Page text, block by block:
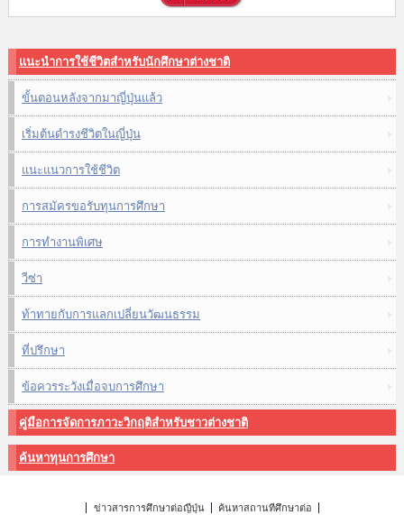
แนะนำการใช้ชีวิตสำหรับนักศึกษาต่างชาติ
ขั้นตอนหลังจากมาญี่ปุ่นแล้ว
เริ่มต้นดำรงชีวิตในญี่ปุ่น
แนะแนวการใช้ชีวิต
การสมัครขอรับทุนการศึกษา
การทำงานพิเศษ
วีซ่า
ท้าทายกับการแลกเปลี่ยนวัฒนธรรม
ที่ปรึกษา
ข้อควรระวังเมื่อจบการศึกษา
คู่มือการจัดการภาวะวิกฤติสำหรับชาวต่างชาติ
ค้นหาทุนการศึกษา
ข่าวสารการศึกษาต่อญี่ปุ่น
ค้นหาสถานที่ศึกษาต่อ